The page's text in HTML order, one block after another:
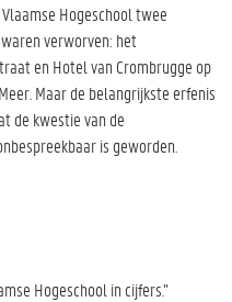
Hogeschool twee
verworven: het
en Hotel van Crombrugge op
Maar de belangrijkste erfenis
de kwestie van de
is geworden.
Hogeschool in cijfers.”